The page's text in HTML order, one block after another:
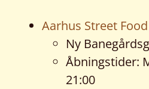
Aarhus Street Food
Ny
Åbningstider:
21:00